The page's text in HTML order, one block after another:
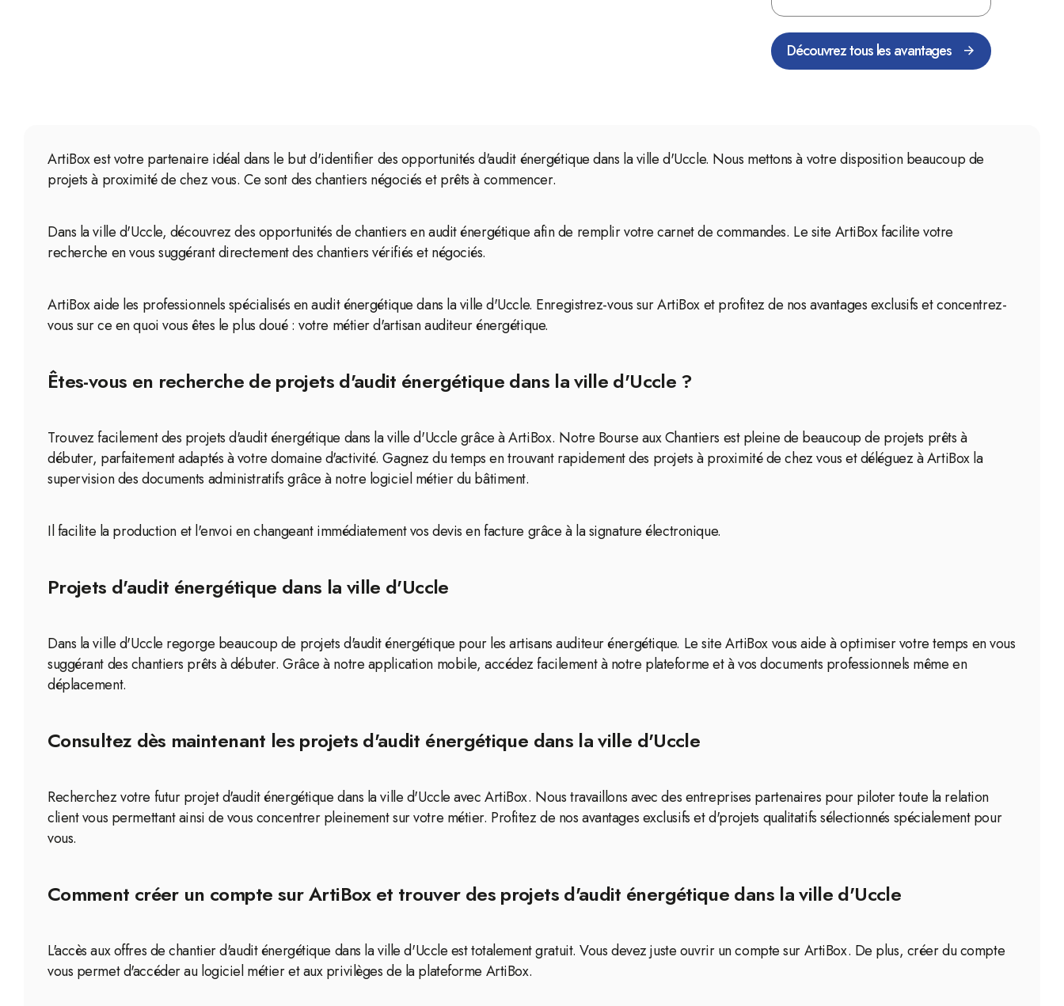
Découvrez tous les avantages
ArtiBox est votre partenaire idéal dans le but d'identifier des opportunités d'audit énergétique dans la ville d'Uccle. Nous mettons à votre disposition beaucoup de
projets à proximité de chez vous. Ce sont des chantiers négociés et prêts à commencer.
Dans la ville d'Uccle, découvrez des opportunités de chantiers en audit énergétique afin de remplir votre carnet de commandes. Le site ArtiBox facilite votre
recherche en vous suggérant directement des chantiers vérifiés et négociés.
ArtiBox aide les professionnels spécialisés en audit énergétique dans la ville d'Uccle. Enregistrez-vous sur ArtiBox et profitez de nos avantages exclusifs et concentrez-
vous sur ce en quoi vous êtes le plus doué : votre métier d'artisan auditeur énergétique.
Êtes-vous en recherche de projets d'audit énergétique dans la ville d'Uccle ?
Trouvez facilement des projets d'audit énergétique dans la ville d'Uccle grâce à ArtiBox. Notre Bourse aux Chantiers est pleine de beaucoup de projets prêts à
débuter, parfaitement adaptés à votre domaine d'activité. Gagnez du temps en trouvant rapidement des projets à proximité de chez vous et déléguez à ArtiBox la
supervision des documents administratifs grâce à notre logiciel métier du bâtiment.
Il facilite la production et l'envoi en changeant immédiatement vos devis en facture grâce à la signature électronique.
Projets d'audit énergétique dans la ville d'Uccle
Dans la ville d'Uccle regorge beaucoup de projets d'audit énergétique pour les artisans auditeur énergétique. Le site ArtiBox vous aide à optimiser votre temps en vous
suggérant des chantiers prêts à débuter. Grâce à notre application mobile, accédez facilement à notre plateforme et à vos documents professionnels même en
déplacement.
Consultez dès maintenant les projets d'audit énergétique dans la ville d'Uccle
Recherchez votre futur projet d'audit énergétique dans la ville d'Uccle avec ArtiBox. Nous travaillons avec des entreprises partenaires pour piloter toute la relation
client vous permettant ainsi de vous concentrer pleinement sur votre métier. Profitez de nos avantages exclusifs et d'projets qualitatifs sélectionnés spécialement pour
vous.
Comment créer un compte sur ArtiBox et trouver des projets d'audit énergétique dans la ville d'Uccle
L'accès aux offres de chantier d'audit énergétique dans la ville d'Uccle est totalement gratuit. Vous devez juste ouvrir un compte sur ArtiBox. De plus, créer du compte
vous permet d'accéder au logiciel métier et aux privilèges de la plateforme ArtiBox.